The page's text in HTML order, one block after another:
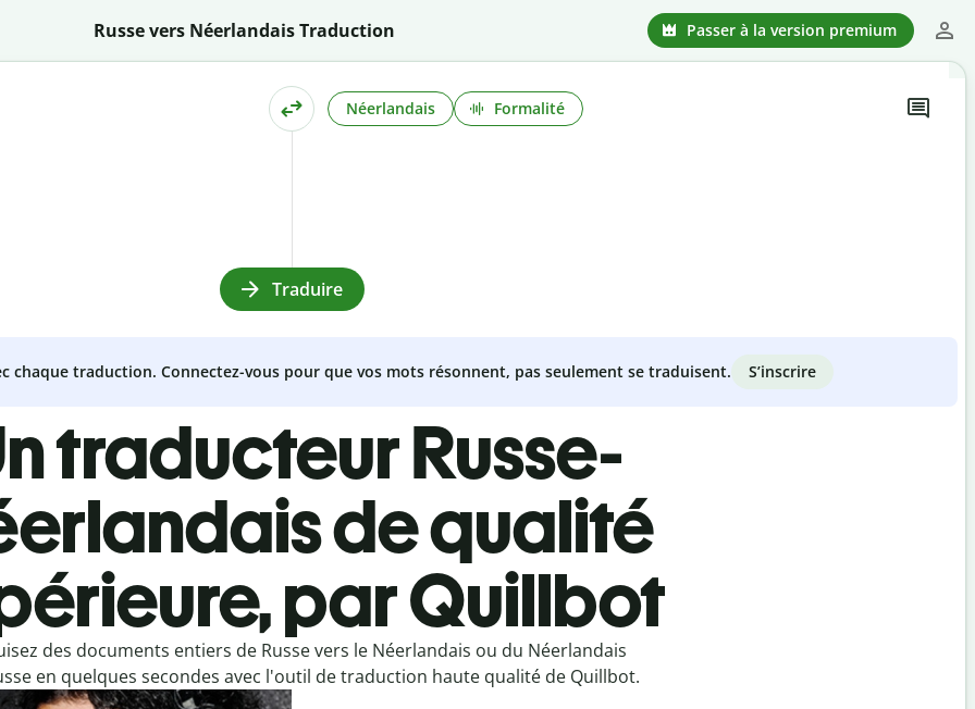
Russe vers Néerlandais Traduction Passer à la version premium
Néerlandais Formalité
Traduire
chaque traduction. Connectez-vous pour que vos mots résonnent, pas seulement se traduisent. S’inscrire
traducteur Russe-
de qualité
par Quillbot
des documents entiers de Russe vers le Néerlandais ou du Néerlandais
en quelques secondes avec l'outil de traduction haute qualité de Quillbot.